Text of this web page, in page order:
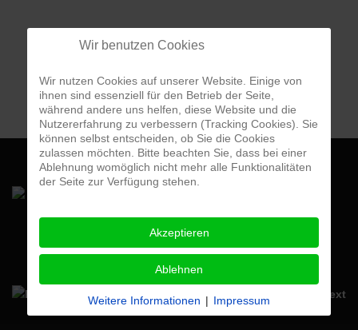
Wir benutzen Cookies
Wir nutzen Cookies auf unserer Website. Einige von
ihnen sind essenziell für den Betrieb der Seite,
während andere uns helfen, diese Website und die
Nutzererfahrung zu verbessern (Tracking Cookies). Sie
können selbst entscheiden, ob Sie die Cookies
zulassen möchten. Bitte beachten Sie, dass bei einer
Ablehnung womöglich nicht mehr alle Funktionalitäten
der Seite zur Verfügung stehen.
Akzeptieren
Ablehnen
Weitere Informationen | Impressum